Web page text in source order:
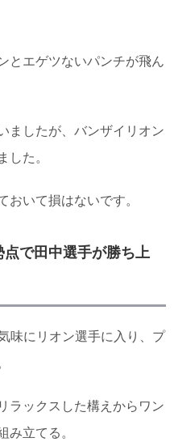
とエゲツないパンチが飛ん
ましたが、バンザイリオン
た。
いて損はないです。
で田中選手が勝ち上
味にリオン選手に入り、プ
ラックスした構えからワン
立てる。